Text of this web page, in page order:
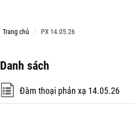
Trang chủ PX 14.05.26
Danh sách
Đàm thoại phản xạ 14.05.26